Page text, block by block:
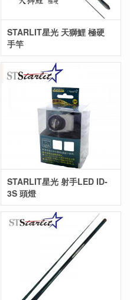
STARLIT星光 天獅鯉 極硬
手竿
STARLIT星光 射手LED ID-
3S 頭燈